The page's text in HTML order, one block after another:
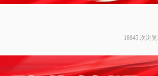
18845 次浏览